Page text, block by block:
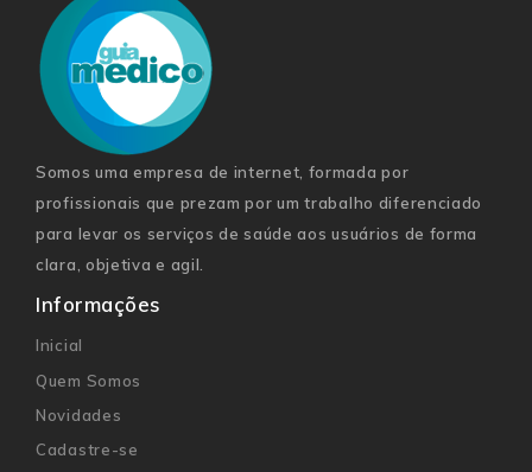
Somos uma empresa de internet, formada por
profissionais que prezam por um trabalho diferenciado
para levar os serviços de saúde aos usuários de forma
clara, objetiva e agil.
Informações
Inicial
Quem Somos
Novidades
Cadastre-se